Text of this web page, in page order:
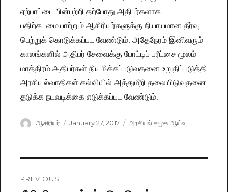
ஏற்பாட்டை பின்பற்றி தற்போது அதிபர்களாக
பதிற்கடமையாற்றும் ஆசிரியர்களுக்கு நியாயமான தீர்வு
பெற்றுக் கொடுக்கப்பட வேண்டும். அதேநேரம் இனிவரும்
காலங்களில் அதிபர் சேவைக்கு போட்டிப் பரீட்சை மூலம்
மாத்திரம் அதிபர்கள் நியமிக்கப்படுவதனை உறுதிப்படுத்தி
அரசியல்வாதிகள் கல்வியில் அத்துமீறி தலையிடுவதனை
தடுக்க நடவடிக்கை எடுக்கப்பட வேண்டும்.
Author
ஆசிரியர்
Posted
January 27, 2017 Categories
அரசியல் சமூக ஆய்வு
PREVIOUS